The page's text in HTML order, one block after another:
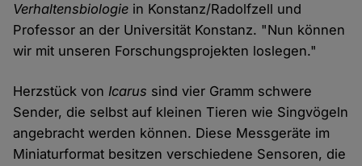
Verhaltensbiologie in Konstanz/Radolfzell und
Professor an der Universität Konstanz. "Nun können
wir mit unseren Forschungsprojekten loslegen."
Herzstück vonIcarus sind vier Gramm schwere
Sender, die selbst auf kleinen Tieren wie Singvögeln
angebracht werden können. Diese Messgeräte im
Miniaturformat besitzen verschiedene Sensoren, die